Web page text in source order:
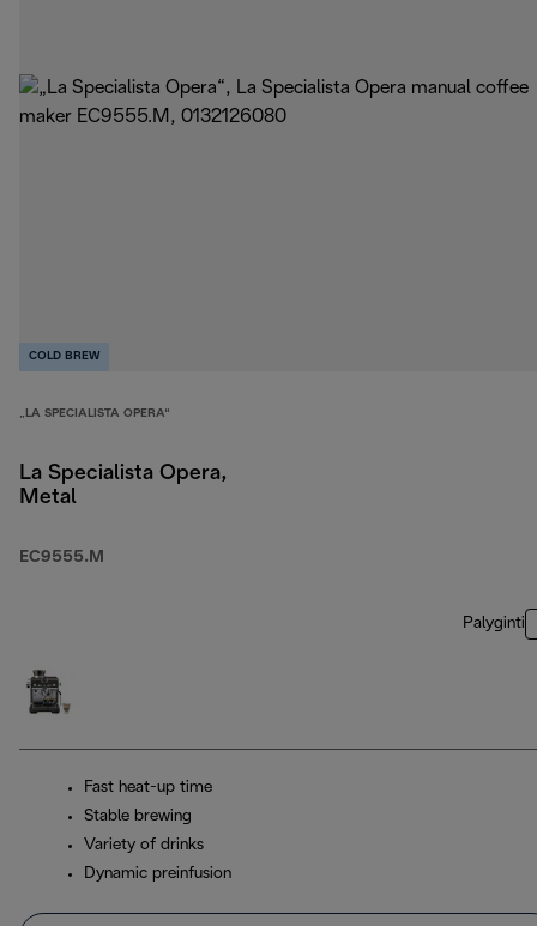
COLD BREW
„LA SPECIALISTA OPERA“
La Specialista Opera,
Metal
EC9555.M
Palyginti
Fast heat-up time
Stable brewing
Variety of drinks
Dynamic preinfusion